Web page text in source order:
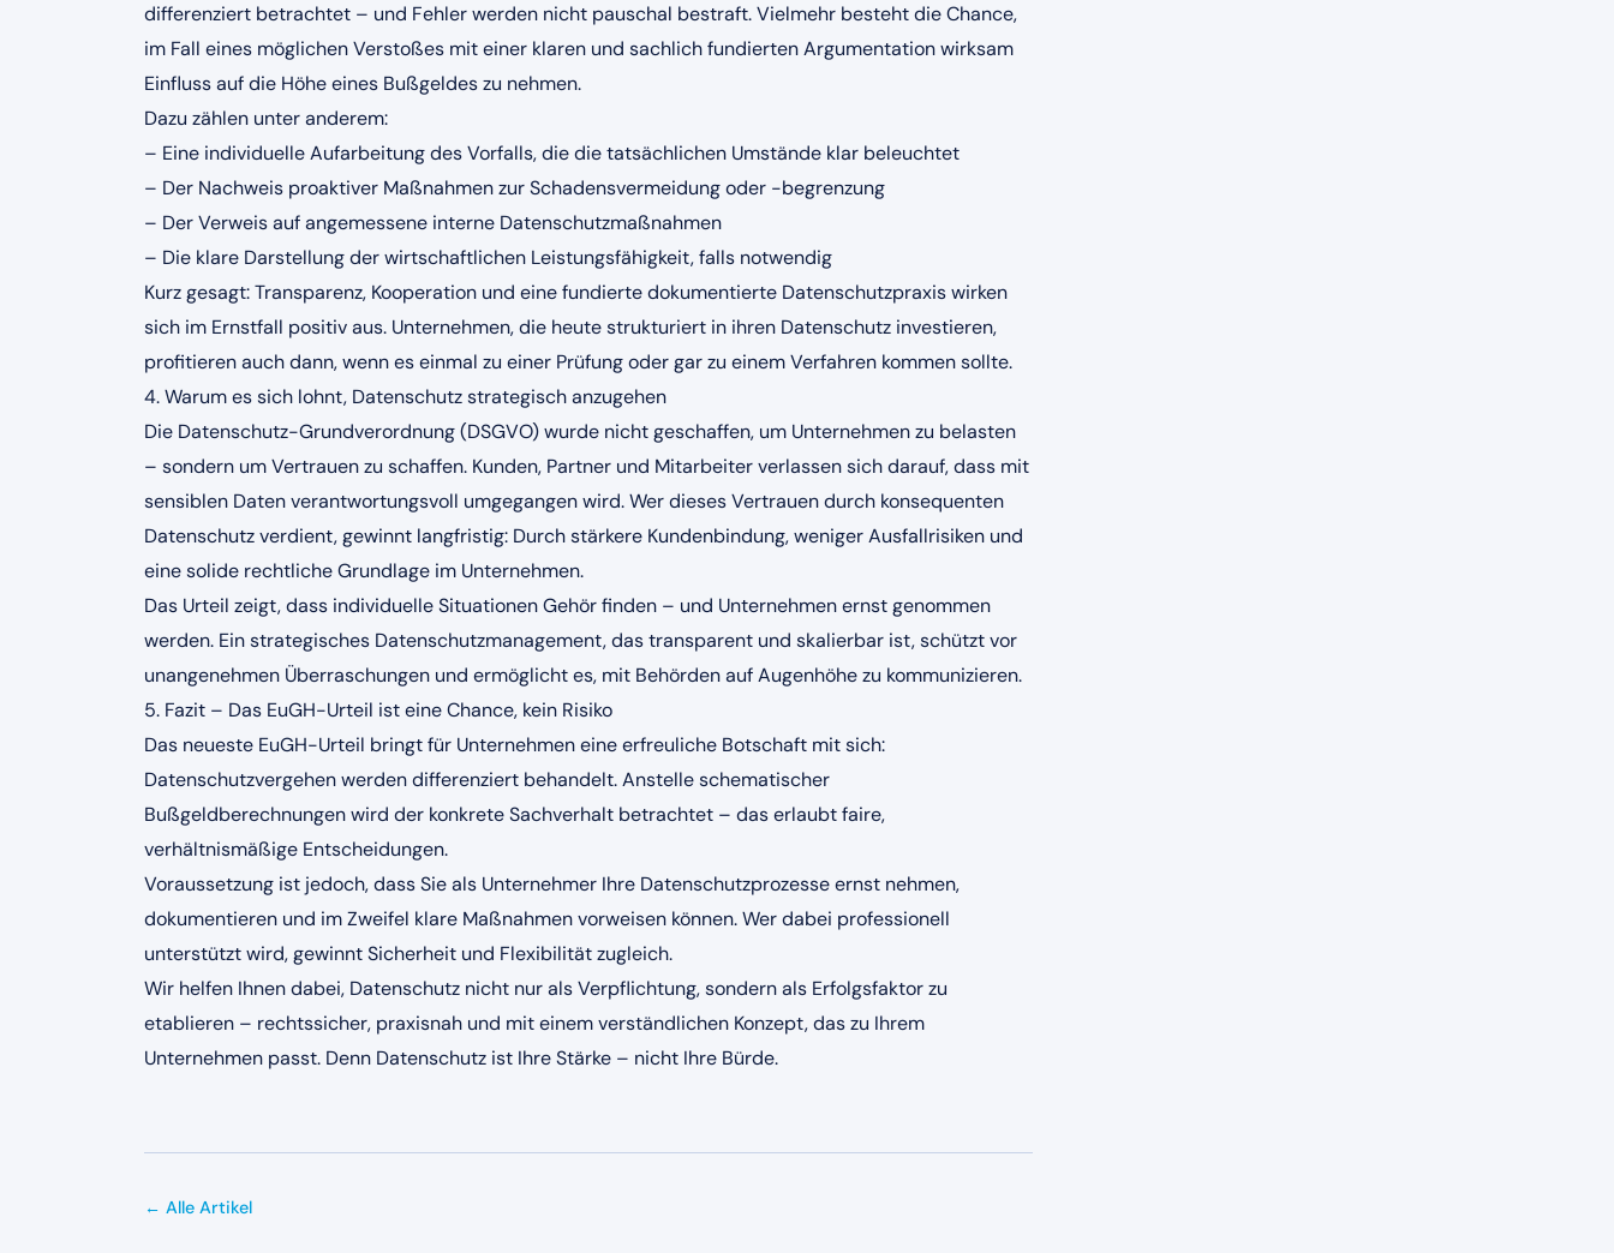
differenziert betrachtet – und Fehler werden nicht pauschal bestraft. Vielmehr besteht die Chance,
im Fall eines möglichen Verstoßes mit einer klaren und sachlich fundierten Argumentation wirksam
Einfluss auf die Höhe eines Bußgeldes zu nehmen.
Dazu zählen unter anderem:
– Eine individuelle Aufarbeitung des Vorfalls, die die tatsächlichen Umstände klar beleuchtet
– Der Nachweis proaktiver Maßnahmen zur Schadensvermeidung oder -begrenzung
– Der Verweis auf angemessene interne Datenschutzmaßnahmen
– Die klare Darstellung der wirtschaftlichen Leistungsfähigkeit, falls notwendig
Kurz gesagt: Transparenz, Kooperation und eine fundierte dokumentierte Datenschutzpraxis wirken
sich im Ernstfall positiv aus. Unternehmen, die heute strukturiert in ihren Datenschutz investieren,
profitieren auch dann, wenn es einmal zu einer Prüfung oder gar zu einem Verfahren kommen sollte.
4. Warum es sich lohnt, Datenschutz strategisch anzugehen
Die Datenschutz-Grundverordnung (DSGVO) wurde nicht geschaffen, um Unternehmen zu belasten
– sondern um Vertrauen zu schaffen. Kunden, Partner und Mitarbeiter verlassen sich darauf, dass mit
sensiblen Daten verantwortungsvoll umgegangen wird. Wer dieses Vertrauen durch konsequenten
Datenschutz verdient, gewinnt langfristig: Durch stärkere Kundenbindung, weniger Ausfallrisiken und
eine solide rechtliche Grundlage im Unternehmen.
Das Urteil zeigt, dass individuelle Situationen Gehör finden – und Unternehmen ernst genommen
werden. Ein strategisches Datenschutzmanagement, das transparent und skalierbar ist, schützt vor
unangenehmen Überraschungen und ermöglicht es, mit Behörden auf Augenhöhe zu kommunizieren.
5. Fazit – Das EuGH-Urteil ist eine Chance, kein Risiko
Das neueste EuGH-Urteil bringt für Unternehmen eine erfreuliche Botschaft mit sich:
Datenschutzvergehen werden differenziert behandelt. Anstelle schematischer
Bußgeldberechnungen wird der konkrete Sachverhalt betrachtet – das erlaubt faire,
verhältnismäßige Entscheidungen.
Voraussetzung ist jedoch, dass Sie als Unternehmer Ihre Datenschutzprozesse ernst nehmen,
dokumentieren und im Zweifel klare Maßnahmen vorweisen können. Wer dabei professionell
unterstützt wird, gewinnt Sicherheit und Flexibilität zugleich.
Wir helfen Ihnen dabei, Datenschutz nicht nur als Verpflichtung, sondern als Erfolgsfaktor zu
etablieren – rechtssicher, praxisnah und mit einem verständlichen Konzept, das zu Ihrem
Unternehmen passt. Denn Datenschutz ist Ihre Stärke – nicht Ihre Bürde.
← Alle Artikel